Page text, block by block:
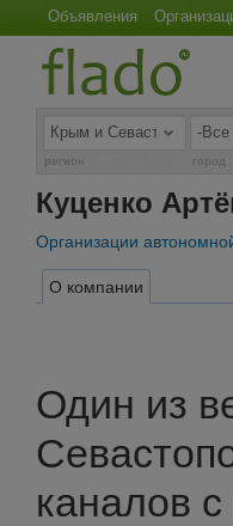
Объявления
регион город
Куценко
Организации
О компании
Один из
каналов